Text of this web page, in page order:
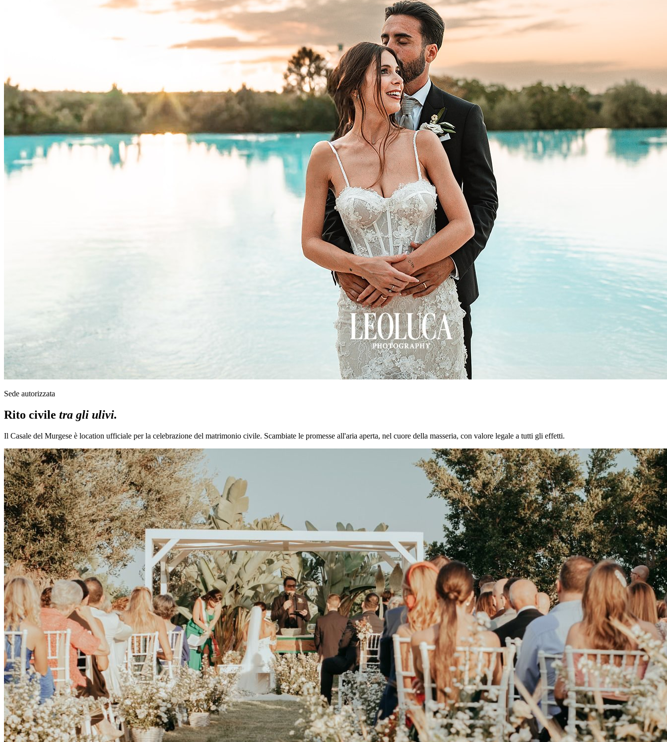
Sede autorizzata
Rito civile tra gli ulivi.
Il Casale del Murgese è location ufficiale per la celebrazione del matrimonio civile. Scambiate le promesse all'aria aperta, nel cuore della masseria, con valore legale a tutti gli effetti.